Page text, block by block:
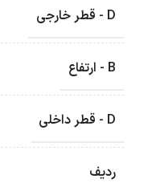
D - قطر خارجی
B - ارتفاع
D - قطر داخلی
ردیف